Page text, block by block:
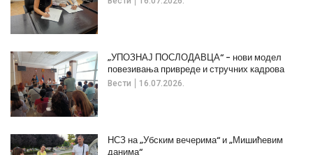
Вести 16.07.2026.
„УПОЗНАЈ ПОСЛОДАВЦА“ - нови модел
повезивања привреде и стручних кадрова
НСЗ на „Убским вечерима“ и „Мишићевим
данима“